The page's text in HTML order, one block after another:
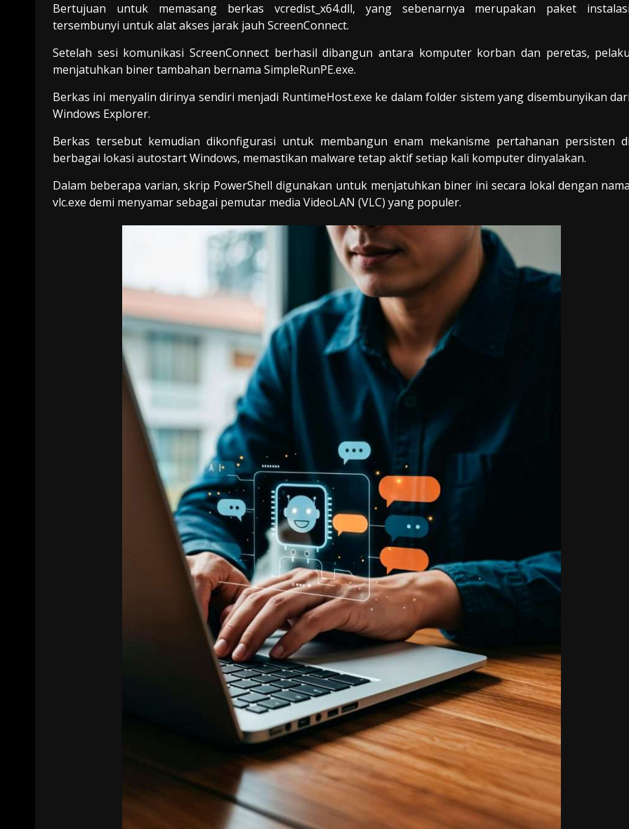
Bertujuan untuk memasang berkas vcredist_x64.dll, yang sebenarnya merupakan paket instalasi
tersembunyi untuk alat akses jarak jauh ScreenConnect.
Setelah sesi komunikasi ScreenConnect berhasil dibangun antara komputer korban dan peretas, pelaku
menjatuhkan biner tambahan bernama SimpleRunPE.exe.
Berkas ini menyalin dirinya sendiri menjadi RuntimeHost.exe ke dalam folder sistem yang disembunyikan dari
Windows Explorer.
Berkas tersebut kemudian dikonfigurasi untuk membangun enam mekanisme pertahanan persisten di
berbagai lokasi autostart Windows, memastikan malware tetap aktif setiap kali komputer dinyalakan.
Dalam beberapa varian, skrip PowerShell digunakan untuk menjatuhkan biner ini secara lokal dengan nama
vlc.exe demi menyamar sebagai pemutar media VideoLAN (VLC) yang populer.